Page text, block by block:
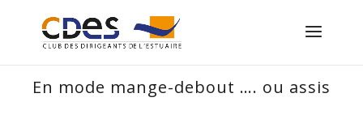
En mode mange-debout …. ou assis